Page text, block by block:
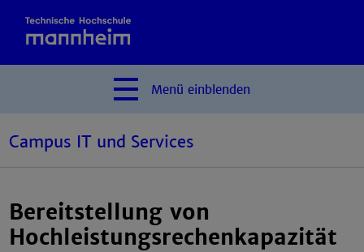
Menü einblenden
Campus IT und Services
Bereitstellung von
Hochleistungsrechenkapazität